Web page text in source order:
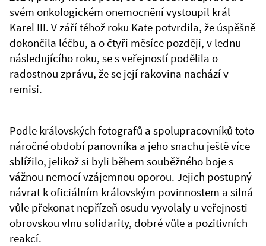
svém onkologickém onemocnění vystoupil král
Karel III. V září téhož roku Kate potvrdila, že úspěšně
dokončila léčbu, a o čtyři měsíce později, v lednu
následujícího roku, se s veřejností podělila o
radostnou zprávu, že se její rakovina nachází v
remisi.
Podle královských fotografů a spolupracovníků toto
náročné období panovníka a jeho snachu ještě více
sblížilo, jelikož si byli během souběžného boje s
vážnou nemocí vzájemnou oporou. Jejich postupný
návrat k oficiálním královským povinnostem a silná
vůle překonat nepřízeň osudu vyvolaly u veřejnosti
obrovskou vlnu solidarity, dobré vůle a pozitivních
reakcí.